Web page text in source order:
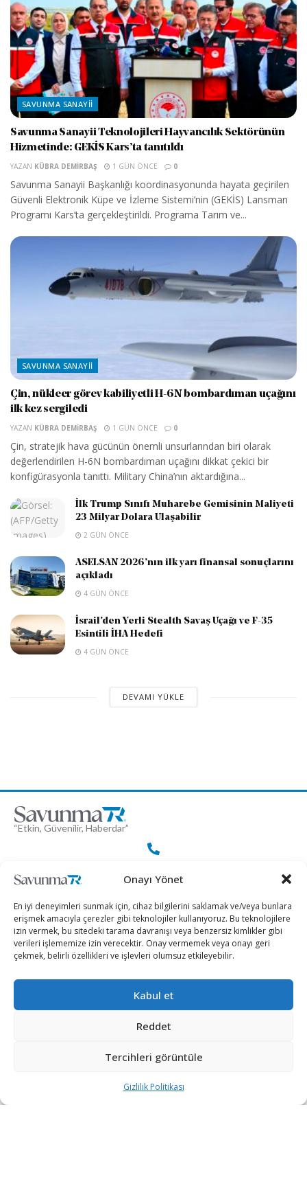
Onayı Yönet
En iyi deneyimleri sunmak için, cihaz bilgilerini saklamak ve/veya bunlara
erişmek amacıyla çerezler gibi teknolojiler kullanıyoruz. Bu teknolojilere
izin vermek, bu sitedeki tarama davranışı veya benzersiz kimlikler gibi
verileri işlememize izin verecektir. Onay vermemek veya onayı geri
çekmek, belirli özellikleri ve işlevleri olumsuz etkileyebilir.
Kabul et
Reddet
Tercihleri görüntüle
Gizlilik Politikası
SAVUNMA SANAYII
Savunma Sanayii Teknolojileri Hayvancılık Sektörünün
Hizmetinde: GEKİS Kars’ta tanıtıldı
YAZAN KÜBRA DEMIRBAŞ 1 GÜN ÖNCE 0
Savunma Sanayii Başkanlığı koordinasyonunda hayata geçirilen
Güvenli Elektronik Küpe ve İzleme Sistemi’nin (GEKİS) Lansman
Programı Kars’ta gerçekleştirildi. Programa Tarım ve...
SAVUNMA SANAYII
Çin, nükleer görev kabiliyetli H-6N bombardıman uçağını
ilk kez sergiledi
YAZAN KÜBRA DEMIRBAŞ 1 GÜN ÖNCE 0
Çin, stratejik hava gücünün önemli unsurlarından biri olarak
değerlendirilen H-6N bombardıman uçağını dikkat çekici bir
konfigürasyonla tanıttı. Military China’nın aktardığına...
İlk Trump Sınıfı Muharebe Gemisinin Maliyeti
23 Milyar Dolara Ulaşabilir
2 GÜN ÖNCE
ASELSAN 2026’nın ilk yarı finansal sonuçlarını
açıkladı
4 GÜN ÖNCE
İsrail’den Yerli Stealth Savaş Uçağı ve F-35
Esintili İHA Hedefi
4 GÜN ÖNCE
DEVAMI YÜKLE
“Etkin, Güvenilir, Haberdar”
+90 530 308 17 96
iletisim@savunmatr.com
2026 © Savunma TR. Tüm Hakları Saklıdır.
Siber Güvenlik
Teknoloji
Politika